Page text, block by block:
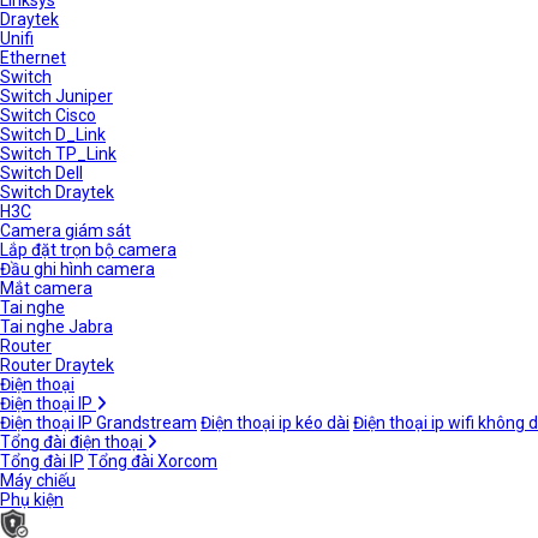
Draytek
Unifi
Ethernet
Switch
Switch Juniper
Switch Cisco
Switch D_Link
Switch TP_Link
Switch Dell
Switch Draytek
H3C
Camera giám sát
Lắp đặt trọn bộ camera
Đầu ghi hình camera
Mắt camera
Tai nghe
Tai nghe Jabra
Router
Router Draytek
Điện thoại
Điện thoại IP
Điện thoại IP Grandstream Điện thoại ip kéo dài Điện thoại ip wifi không
Tổng đài điện thoại
Tổng đài IP Tổng đài Xorcom
Máy chiếu
Phụ kiện